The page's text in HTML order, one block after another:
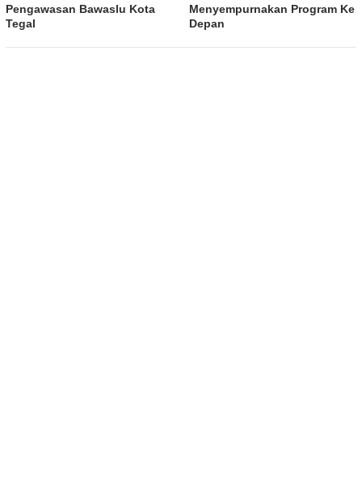
Pengawasan Bawaslu Kota
Tegal
Menyempurnakan Program Ke
Depan